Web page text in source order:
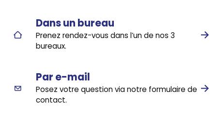
Dans un bureau
Prenez rendez-vous dans l’un de nos 3
bureaux.
Par e-mail
Posez votre question via notre formulaire de
contact.